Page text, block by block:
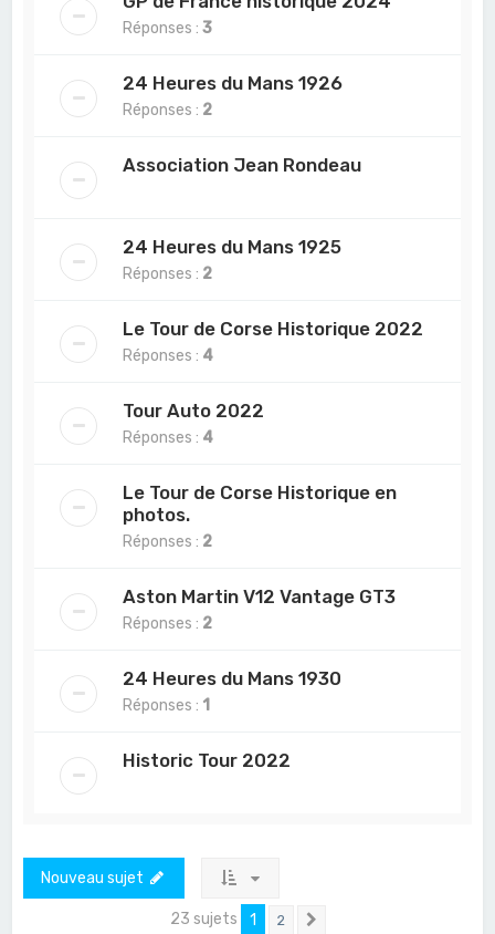
Réponses :3
24 Heures du Mans 1926
Réponses : 2
Association Jean Rondeau
24 Heures du Mans 1925
Réponses : 2
Le Tour de Corse Historique 2022
Réponses : 4
Tour Auto 2022
Réponses : 4
Le Tour de Corse Historique en
photos.
Réponses : 2
Aston Martin V12 Vantage GT3
Réponses : 2
24 Heures du Mans 1930
Réponses : 1
Historic Tour 2022
Nouveau sujet
23 sujets 1 2